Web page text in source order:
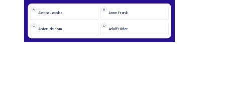
A
Aletta Jacobs
B
Anne Frank
C
Anton de Kom
D
Adolf Hitler